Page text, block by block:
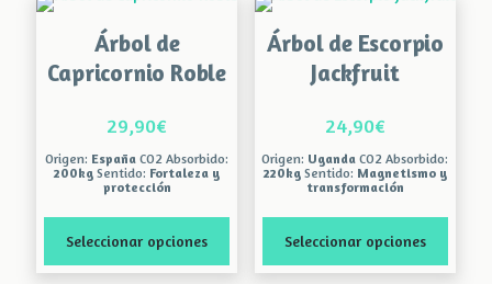
múltiples
variantes.
Las
se
elegir
en
página
de
producto
múltiples
variantes.
Las
se
elegir
en
página
de
producto
Árbol de
Capricornio Roble
29,90€
Origen: España CO2 Absorbido:
200kg Sentido: Fortaleza y
protección
Seleccionar opciones
Árbol de Escorpio
Jackfruit
24,90€
Origen: Uganda CO2 Absorbido:
220kgSentido: Magnetismo y
transformación
Seleccionar opciones